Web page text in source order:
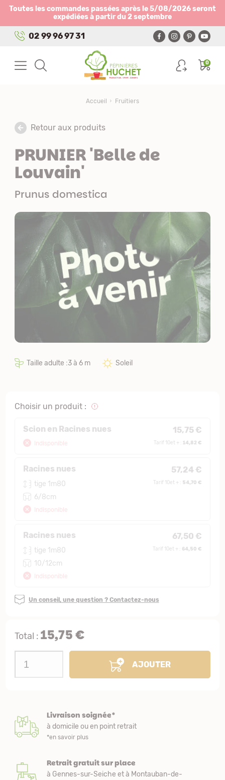
Toutes les commandes passées après le 5/08/2026 seront
expédiées à partir du 2 septembre
02 99 96 97 31
0
Accueil Fruitiers
Retour aux produits
PRUNIER 'Belle de
Louvain'
Prunus domestica
Taille adulte :3 à 6 m Soleil
Choisir un produit :
Scion en Racines nues 15,75 €
Indisponible Tarif 10et + :14,82 €
Racines nues 57,24 €
tige 1m80
6/8cm
Indisponible
Tarif 10et + : 54,70 €
Racines nues 67,50 €
tige 1m80
10/12cm
Indisponible
Tarif 10et + : 64,50 €
Un conseil, une question ? Contactez-nous
Total : 15,75 €
AJOUTER
Livraison soignée*
à domicile ou en point retrait
*en savoir plus
Retrait gratuit sur place
à Gennes-sur-Seiche et à Montauban-de-
Panneau de gestion des cookies